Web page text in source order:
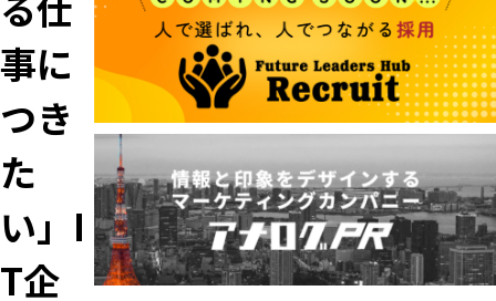
事に
つき
た
い」I
T企